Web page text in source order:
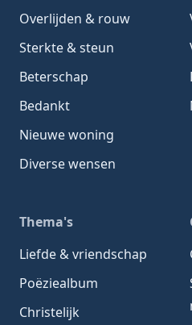
Overlijden & rouw
Sterkte & steun
Beterschap
Bedankt
Nieuwe woning
Diverse wensen
Thema's
Liefde & vriendschap
Poëziealbum
Christelijk